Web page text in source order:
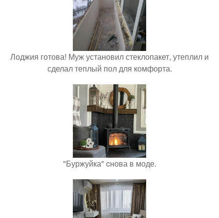
Лоджия готова! Муж установил стеклопакет, утеплил и
сделал теплый пол для комфорта.
"Буржуйка" cнова в моде.